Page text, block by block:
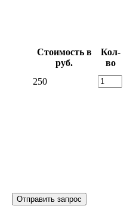
Стоимость в
руб.
Кол-
во
250
Отправить запрос